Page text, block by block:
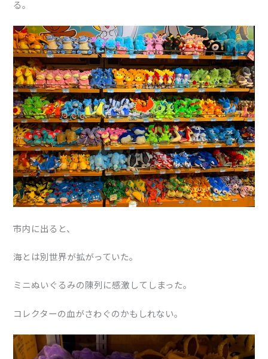
る。
市内に出ると、
海とは別世界が拡がっていた。
ミニぬいぐるみの陳列に感激してしまった。
コレクターの血がさわぐのかもしれない。